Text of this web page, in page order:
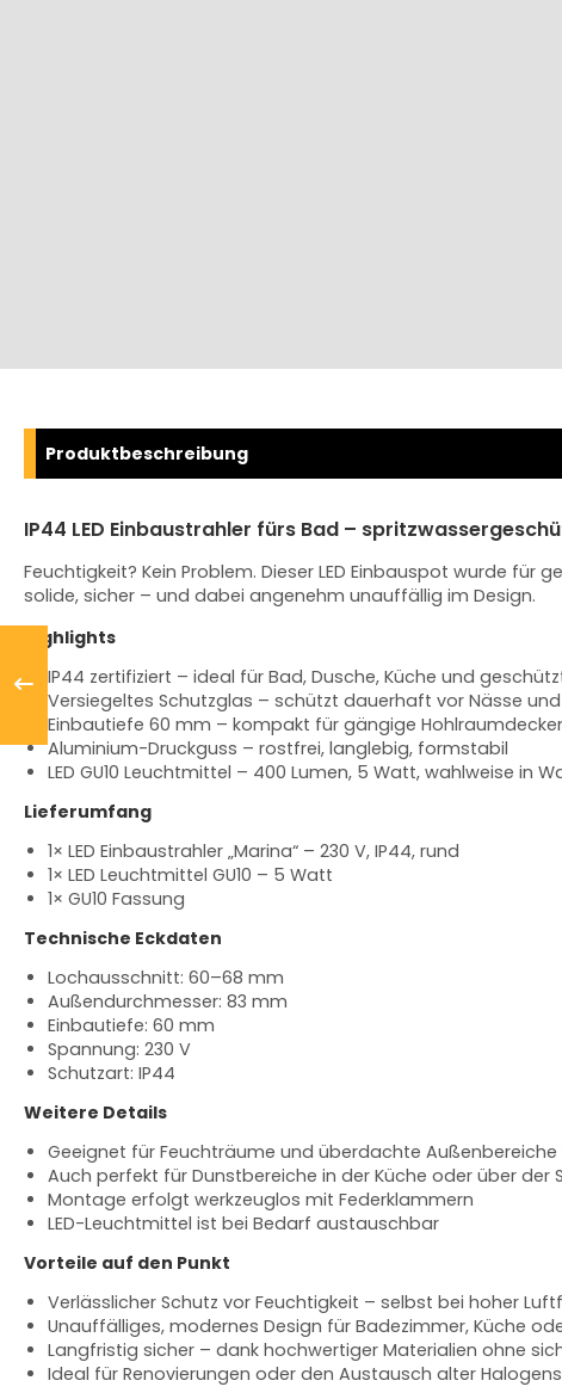
Produktbeschreibung
IP44 LED Einbaustrahler fürs Bad –
Feuchtigkeit? Kein Problem. Dieser LED Einbauspot wurde
solide, sicher – und dabei angenehm unauffällig im Design.
Highlights
IP44 zertifiziert – ideal für Bad, Dusche, Küche und
Versiegeltes Schutzglas – schützt dauerhaft vor Nässe
Einbautiefe 60 mm – kompakt für gängige
Aluminium-Druckguss – rostfrei, langlebig, formstabil
LED GU10 Leuchtmittel – 400 Lumen, 5 Watt, wahlweise in
Lieferumfang
1× LED Einbaustrahler „Marina“ – 230 V, IP44, rund
1× LED Leuchtmittel GU10 – 5 Watt
1× GU10 Fassung
Technische Eckdaten
Lochausschnitt: 60–68 mm
Außendurchmesser: 83 mm
Einbautiefe: 60 mm
Spannung: 230 V
Schutzart: IP44
Weitere Details
Geeignet für Feuchträume und überdachte
Auch perfekt für Dunstbereiche in der Küche oder über der
Montage erfolgt werkzeuglos mit Federklammern
LED-Leuchtmittel ist bei Bedarf austauschbar
Vorteile auf den Punkt
Verlässlicher Schutz vor Feuchtigkeit – selbst bei hoher
Unauffälliges, modernes Design für Badezimmer, Küche
Langfristig sicher – dank hochwertiger Materialien ohne
Ideal für Renovierungen oder den Austausch alter